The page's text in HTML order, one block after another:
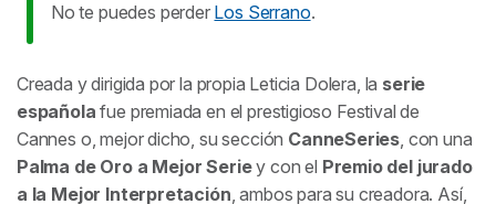
No te puedes perder Los Serrano.
Creada y dirigida por la propia Leticia Dolera, la serie
española fue premiada en el prestigioso Festival de
Cannes o, mejor dicho, su sección CanneSeries, con una
Palma de Oro a Mejor Seriey con el Premio del jurado
a la Mejor Interpretación, ambos para su creadora. Así,